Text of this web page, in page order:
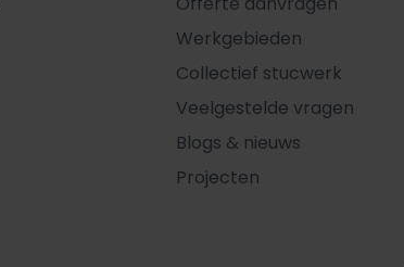
Werkgebieden
Collectief stucwerk
Veelgestelde vragen
Blogs & nieuws
Projecten